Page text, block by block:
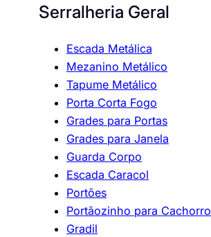
Serralheria Geral
Escada Metálica
Mezanino Metálico
Tapume Metálico
Porta Corta Fogo
Grades para Portas
Grades para Janela
Guarda Corpo
Escada Caracol
Portões
Portãozinho para Cachorro
Gradil